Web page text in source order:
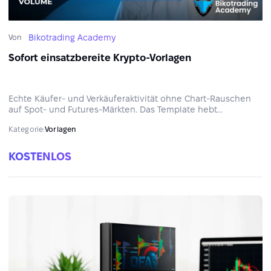
Von Bikotrading Academy
Sofort einsatzbereite Krypto-Vorlagen
Echte Käufer- und Verkäuferaktivität ohne Chart-Rauschen
auf Spot- und Futures-Märkten. Das Template hebt
hervor, um potenzielle Einstiegs- und Ausstiegszonen zu
Kategorie:Vorlagen
KOSTENLOS